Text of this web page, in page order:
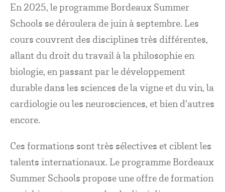
En 2025, le programme Bordeaux Summer
Schools se déroulera de juin à septembre. Les
cours couvrent des disciplines très différentes,
allant du droit du travail à la philosophie en
biologie, en passant par le développement
durable dans les sciences de la vigne et du vin, la
cardiologie ou les neurosciences, et bien d'autres
encore.
Ces formations sont très sélectives et ciblent les
talents internationaux. Le programme Bordeaux
Summer Schools propose une offre de formation